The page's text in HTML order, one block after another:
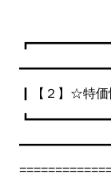
┃【２】☆特価